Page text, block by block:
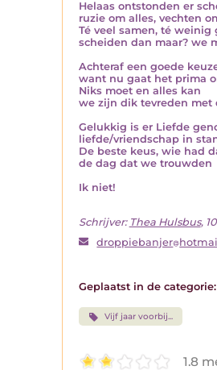
Helaas ontstonden er
ruzie om alles, vechten
Té veel samen, té weinig
scheiden dan maar? we
Achteraf een goede
want nu gaat het prima
Niks moet en alles kan
we zijn dik tevreden met
Gelukkig is er Liefde
liefde/vriendschap in
De beste keus, wie had
de dag dat we trouwden
Ik niet!
Schrijver: Thea Hulsbus,
droppiebanjer
Geplaatst in de categorie:
Vijf jaar voorbij...
1.8